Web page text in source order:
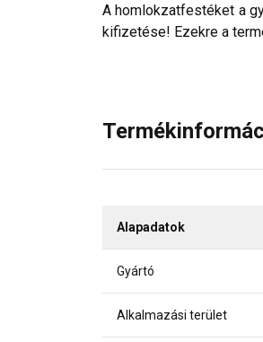
A homlokzatfestéket a
kifizetése! Ezekre a
Alapadatok
Gyártó
Alkalmazási terület